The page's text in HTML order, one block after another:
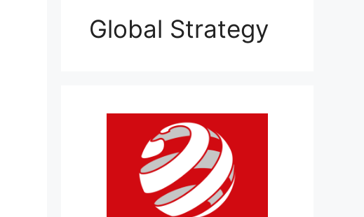
Global Strategy